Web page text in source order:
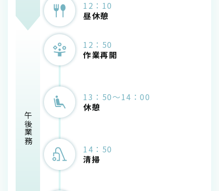
12：10
昼休憩
午後業務
12：50
作業再開
13：50～14：00
休憩
14：50
清掃